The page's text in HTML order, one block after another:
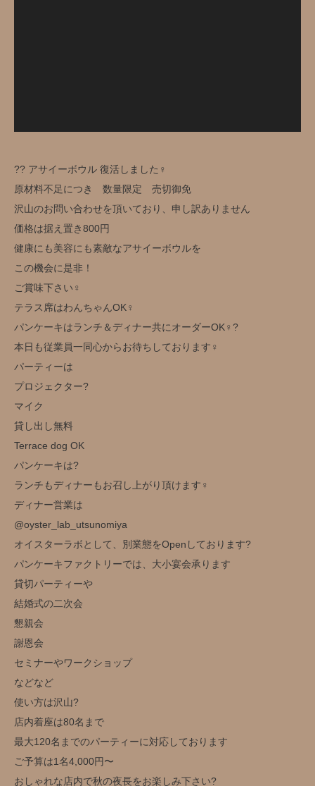
?? アサイーボウル 復活しました‍♀️
原材料不足につき 数量限定 売切御免️
沢山のお問い合わせを頂いており、申し訳ありません
価格は据え置き800円
健康にも美容にも素敵なアサイーボウルを
この機会に是非！
ご賞味下さい‍♀️
テラス席はわんちゃんOK‍♀️
パンケーキはランチ＆ディナー共にオーダーOK‍♀️?
本日も従業員一同心からお待ちしております‍♀️
パーティーは
プロジェクター?️
マイク
貸し出し無料️
Terrace dog OK
パンケーキは?
ランチもディナーもお召し上がり頂けます‍♀️
ディナー営業は
@oyster_lab_utsunomiya
オイスターラボとして、別業態をOpenしております?
パンケーキファクトリーでは、大小宴会承ります
貸切パーティーや
結婚式の二次会
懇親会
謝恩会
セミナーやワークショップ
などなど
使い方は沢山?️
店内着座は80名まで
最大120名までのパーティーに対応しております
ご予算は1名4,000円〜
おしゃれな店内で秋の夜長をお楽しみ下さい?